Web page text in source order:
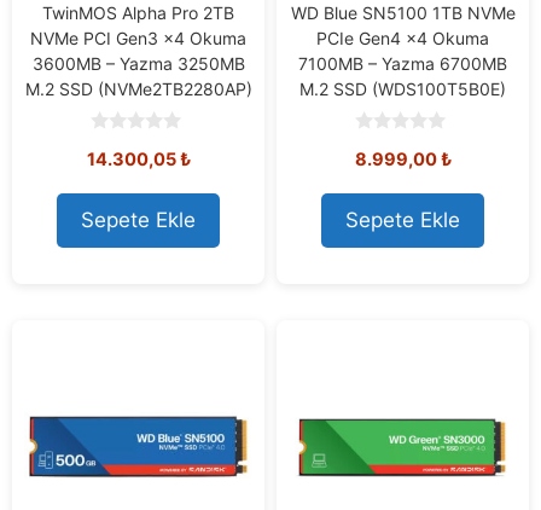
TwinMOS Alpha Pro 2TB
NVMe PCI Gen3 x4 Okuma
3600MB – Yazma 3250MB
M.2 SSD (NVMe2TB2280AP)
o
t
o
f
5
14.300,05₺
Sepete Ekle
WD Blue SN5100 1TB NVMe
PCIe Gen4 x4 Okuma
7100MB – Yazma 6700MB
M.2 SSD (WDS100T5B0E)
o
t
o
f
5
8.999,00₺
Sepete Ekle